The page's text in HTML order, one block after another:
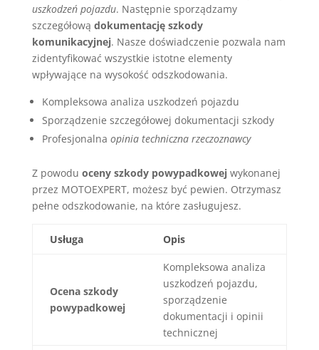
uszkodzeń pojazdu. Następnie sporządzamy
szczegółową dokumentację szkody
komunikacyjnej. Nasze doświadczenie pozwala nam
zidentyfikować wszystkie istotne elementy
wpływające na wysokość odszkodowania.
Kompleksowa analiza uszkodzeń pojazdu
Sporządzenie szczegółowej dokumentacji szkody
Profesjonalna opinia techniczna rzeczoznawcy
Z powodu oceny szkody powypadkowejwykonanej
przez MOTOEXPERT, możesz być pewien. Otrzymasz
pełne odszkodowanie, na które zasługujesz.
Usługa Opis
Ocena szkody
powypadkowej
Kompleksowa analiza
uszkodzeń pojazdu,
sporządzenie
dokumentacji i opinii
technicznej